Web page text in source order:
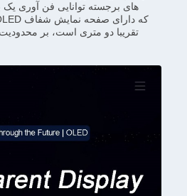
های برجسته توانایی فن آوری یک
تقریبا دو متری است، بر